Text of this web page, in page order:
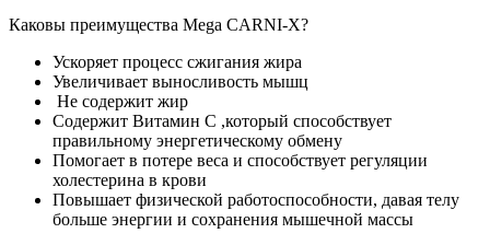
Каковы преимущества Mega CARNI-X?
Ускоряет процесс сжигания жира
Увеличивает выносливость мышц
Не содержит жир
Содержит Витамин С ,который способствует
правильному энергетическому обмену
Помогает в потере веса и способствует регуляции
холестерина в крови
Повышает физической работоспособности, давая телу
больше энергии и сохранения мышечной массы